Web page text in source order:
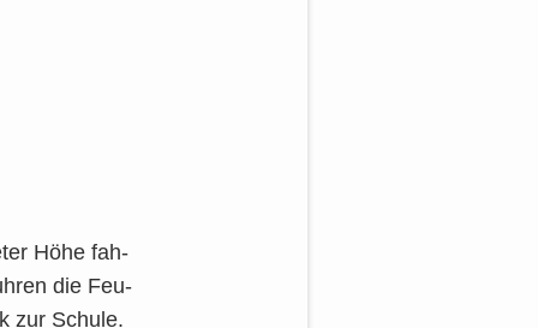
Höhe fah­
die Feu­
zur Schu­le.